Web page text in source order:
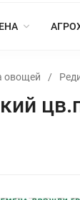
овощей /